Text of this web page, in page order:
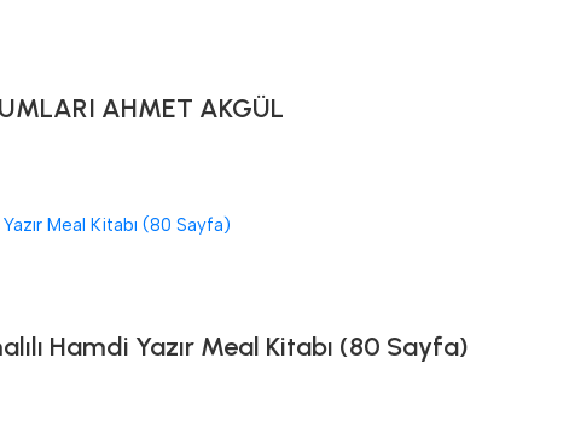
AHMET AKGÜL
Hamdi Yazır Meal Kitabı (80 Sayfa)